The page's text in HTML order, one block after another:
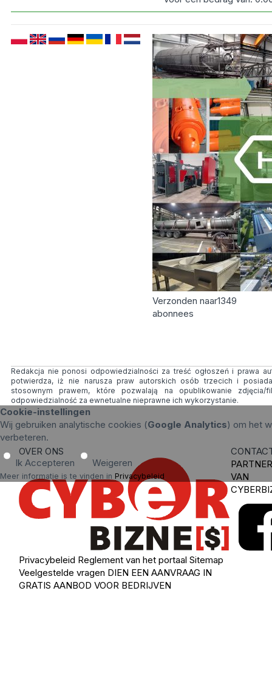
Verzonden naar1349
abonnees
Redakcja nie ponosi odpowiedzialności za treść ogłoszeń i prawa
potwierdza, iż nie narusza praw autorskich osób trzecich i
stosownym prawem, które pozwalają na opublikowanie
odpowiedzialność za ewnetualne nieprawne ich wykorzystanie.
Cookie-instellingen
Wij gebruiken analytische cookies (Google Analytics) om het
verbeteren.
Ik Accepteren Weigeren
Meer informatie is te vinden in Privacybeleid.
OVER ONS
Privacybeleid Reglement van het portaal Sitemap
Veelgestelde vragen DIEN EEN AANVRAAG IN
GRATIS AANBOD VOOR BEDRIJVEN
VAN